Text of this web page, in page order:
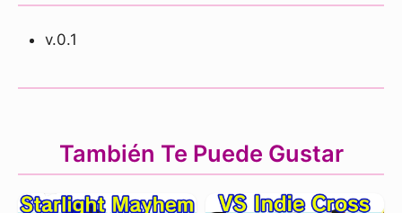
v.0.1
También Te Puede Gustar